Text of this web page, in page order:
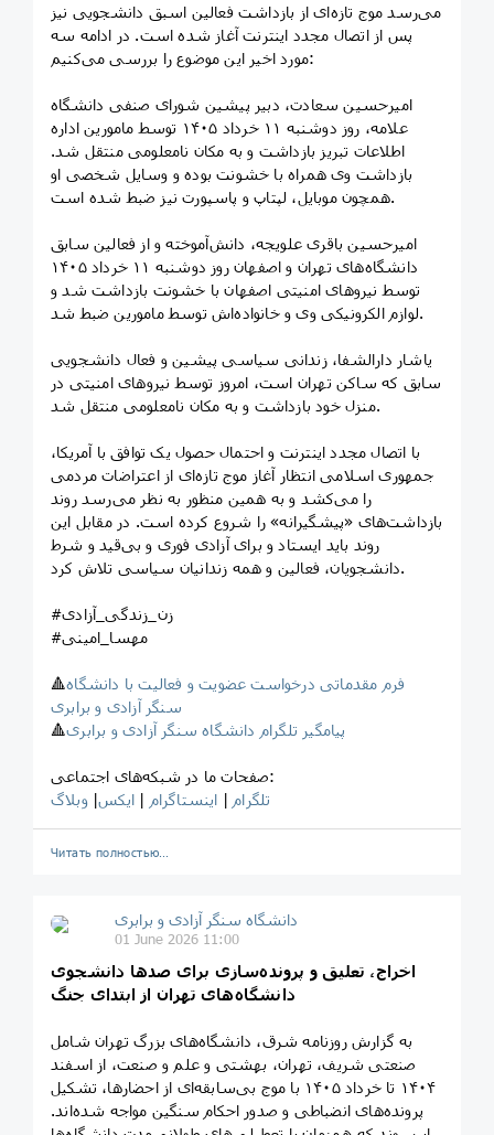
می‌رسد موج تازه‌ای از بازداشت فعالین اسبق دانشجویی نیز
پس از اتصال مجدد اینترنت آغاز شده است. در ادامه سه
مورد اخیر این موضوع را بررسی می‌کنیم:
امیرحسین سعادت، دبیر پیشین شورای صنفی دانشگاه
علامه، روز دوشنبه ۱۱ خرداد ۱۴۰۵ توسط مامورین اداره
اطلاعات تبریز بازداشت و به مکان نامعلومی منتقل شد.
بازداشت وی همراه با خشونت بوده و وسایل شخصی او
همچون موبایل، لپتاپ و پاسپورت نیز ضبط شده است.
امیرحسین باقری علویجه، دانش‌آموخته و از فعالین سابق
دانشگاه‌های تهران و اصفهان روز دوشنبه ۱۱ خرداد ۱۴۰۵
توسط نیروهای امنیتی اصفهان با خشونت بازداشت شد و
لوازم الکرونیکی وی و خانواده‌اش توسط مامورین ضبط شد.
یاشار دارالشفا، زندانی سیاسی پیشین و فعال دانشجویی
سابق که ساکن تهران است، امروز توسط نیروهای امنیتی در
منزل خود بازداشت و به مکان نامعلومی منتقل شد.
با اتصال مجدد اینترنت و احتمال حصول یک توافق با آمریکا،
جمهوری اسلامی انتظار آغاز موج تازه‌ای از اعتراضات مردمی
را می‌کشد و به همین منظور به نظر می‌رسد روند
بازداشت‌های «پیشگیرانه» را شروع کرده است. در مقابل این
روند باید ایستاد و برای آزادی فوری و بی‌قید و شرط
دانشجویان، فعالین و همه زندانیان سیاسی تلاش کرد.
#زن_زندگی_آزادی
#مهسا_امینی
🔺فرم مقدماتی درخواست عضویت و فعالیت با دانشگاه
سنگر آزادی و برابری
🔺پیامگیر تلگرام دانشگاه سنگر آزادی و برابری
صفحات ما در شبکه‌های اجتماعی:
تلگرام | اینستاگرام | ایکس|وبلاگ
Читать полностью…
‎دانشگاه سنگر آزادی و برابری
01 June 2026 11:00
اخراج، تعلیق و پرونده‌سازی برای صدها دانشجوی
دانشگاه‌های تهران از ابتدای جنگ
به گزارش روزنامه شرق، دانشگاه‌های بزرگ تهران شامل
صنعتی شریف، تهران، بهشتی و علم و صنعت، از اسفند
۱۴۰۴ تا خرداد ۱۴۰۵ با موج بی‌سابقه‌ای از احضارها، تشکیل
پرونده‌های انضباطی و صدور احکام سنگین مواجه شده‌اند.